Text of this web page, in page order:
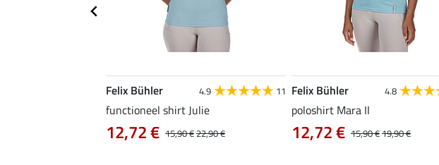
Felix Bühler 4.9 11
functioneel shirt Julie
15,90 €22,90 €
12,72 €
Felix Bühler 4.8
poloshirt Mara II
15,90 €19,90 €
12,72 €